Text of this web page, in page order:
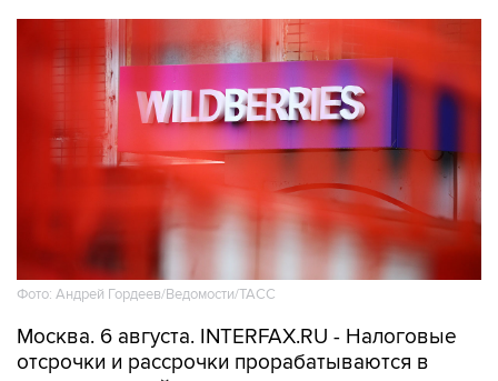
Фото: Андрей Гордеев/Ведомости/ТАСС
Москва. 6 августа. INTERFAX.RU - Налоговые
отсрочки и рассрочки прорабатываются в